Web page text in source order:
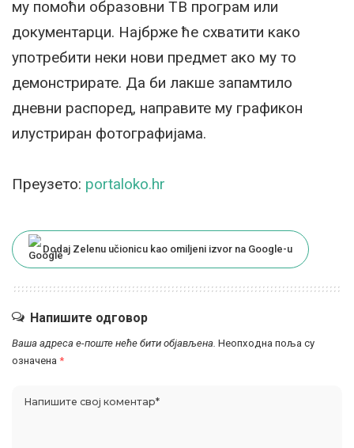
му помоћи образовни ТВ програм или
документарци. Најбрже ће схватити како
употребити неки нови предмет ако му то
демонстрирате. Да би лакше запамтило
дневни распоред, направите му графикон
илустриран фотографијама.
Преузето: portaloko.hr
Dodaj Zelenu učionicu kao omiljeni izvor na Google-u
Напишите одговор
Ваша адреса е-поште неће бити објављена. Неопходна поља су
означена *